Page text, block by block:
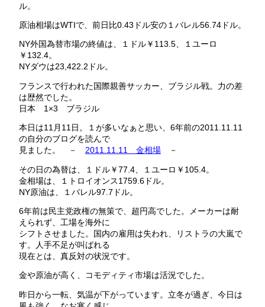
ル。
原油相場はWTIで、前日比0.43ドル安の１バレル56.74ドル。
NY外国為替市場の終値は、１ドル￥113.5、１ユーロ
￥132.4。
NYダウは23,422.2ドル。
フランスで行われた国際親善サッカー、ブラジル戦。力の差
は歴然でした。
日本 1×3 ブラジル
本日は11月11日。１が多いなぁと思い、6年前の2011.11.11
の自分のブログを読んで
見ました。 － 2011.11.11 金相場－
その日の為替は、１ドル￥77.4、１ユーロ￥105.4。
金相場は、１トロイオンス1759.6ドル。
NY原油は、１バレル97.7ドル。
6年前は民主党政権の無策で、超円高でした。メーカーは耐
えられず、工場を海外に
シフトさせました。国内の雇用は失われ、リストラの大嵐で
す。人手不足が叫ばれる
現在とは、真反対の状況です。
金や原油が高く、コモディティ市場は活況でした。
昨日から一転、気温が下がっています。立冬が過ぎ、今日は